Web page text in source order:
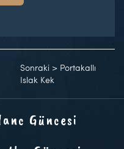
Sonraki > Portakallı
Islak Kek
Güncesi